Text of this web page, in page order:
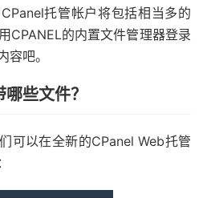
托管帐户将包括相当多的
CPANEL的内置文件管理器登录
容吧。
些文件？
可以在全新的CPanel Web托管